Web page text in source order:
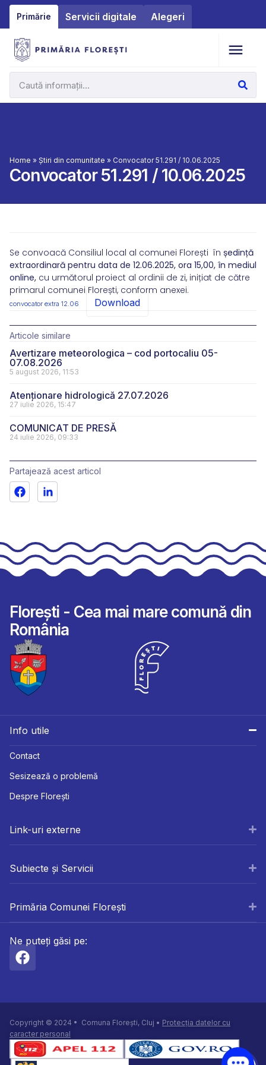
Primărie Servicii digitale Alegeri
Home » Știri din comunitate » Convocator 51.291 / 10.06.2025
Convocator 51.291 / 10.06.2025
Se convoacă Consiliul local al comunei Florești în ședință
extraordinară pentru data de 12.06.2025, ora 15,00, în mediul
online, cu următorul proiect al ordinii de zi, inițiat de către
primarul comunei Florești, conform anexei.
convocator extra 12.06 Download
Articole similare
Avertizare meteorologica – cod portocaliu 05-
07.08.2026
5 august 2026, 11:53
Atenționare hidrologică 27.07.2026
27 iulie 2026, 15:47
COMUNICAT DE PRESĂ
24 iulie 2026, 09:33
Partajează acest articol
Florești - Cea mai mare comună din
România
Info utile
Contact
Sesizează o problemă
Despre Florești
Link-uri externe
Subiecte și Servicii
Primăria Comunei Florești
Ne puteți găsi pe:
Copyright © 2024 • Comuna Florești, Cluj • Protecția datelor cu
caracter personal